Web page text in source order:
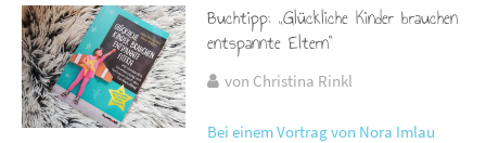
Buchtipp: „Glückliche Kinder brauchen
entspannte Eltern“
von Christina Rinkl
Bei einem Vortrag von Nora Imlau